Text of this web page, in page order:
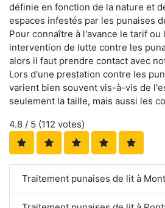
définie en fonction de la nature et
espaces infestés par les punaises
Pour connaître à l'avance le tarif ou
intervention de lutte contre les
alors il faut prendre contact avec
Lors d'une prestation contre les
varient bien souvent vis-à-vis de
seulement la taille, mais aussi les
4.8 / 5 (112 votes)
Traitement punaises de lit à